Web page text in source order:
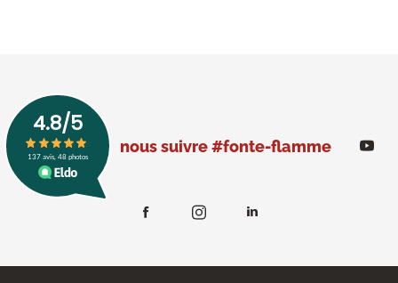
nous suivre #fonte-flamme